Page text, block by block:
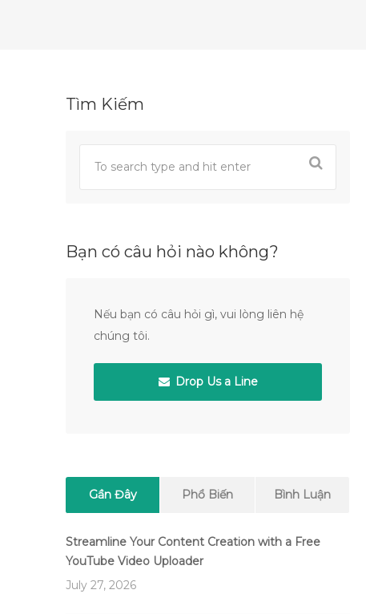
Tìm Kiếm
Bạn có câu hỏi nào không?
Nếu bạn có câu hỏi gì, vui lòng liên hệ
chúng tôi.
Drop Us a Line
Gần Đây Phổ Biến Bình Luận
Streamline Your Content Creation with a Free
YouTube Video Uploader
July 27, 2026